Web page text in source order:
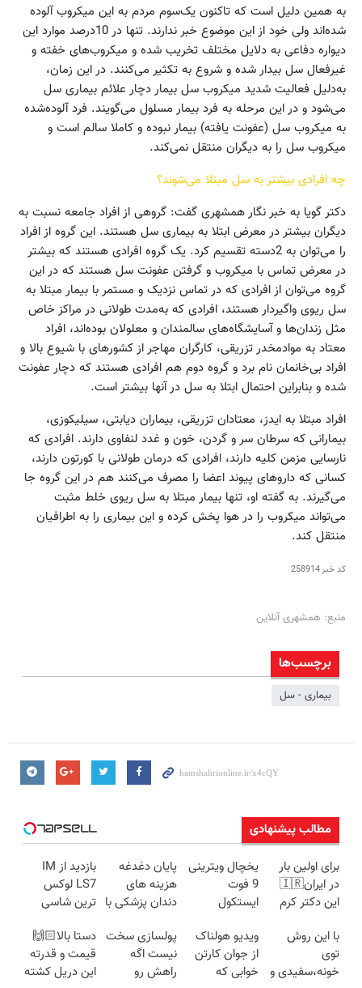
به همین دلیل است که تاکنون یک‌سوم مردم به این میکروب آلوده
شده‌اند ولی خود از این موضوع خبر ندارند. تنها در 10درصد موارد این
دیواره دفاعی به دلایل مختلف تخریب شده و میکروب‌های خفته و
غیرفعال سل بیدار شده و شروع به تکثیر می‌کنند. در این زمان،
به‌دلیل فعالیت شدید میکروب سل بیمار دچار علائم بیماری سل
می‌شود و در این مرحله به فرد بیمار مسلول می‌گویند. فرد آلوده‌شده
به میکروب سل (عفونت یافته) بیمار نبوده و کاملا سالم است و
میکروب سل را به دیگران منتقل نمی‌کند.
چه افرادی بیشتر به سل مبتلا می‌شوند؟
دکتر گویا به خبر نگار همشهری گفت: گروهی از افراد جامعه نسبت به
دیگران بیشتر در معرض ابتلا به بیماری سل هستند. این گروه از افراد
را می‌توان به 2دسته تقسیم کرد. یک گروه افرادی هستند که بیشتر
در معرض تماس با میکروب و گرفتن عفونت سل هستند که در این
گروه می‌توان از افرادی که در تماس نزدیک و مستمر با بیمار مبتلا به
سل ریوی واگیردار هستند، افرادی که به‌مدت طولانی در مراکز خاص
مثل زندان‌ها و آسایشگاه‌های سالمندان و معلولان بوده‌اند، افراد
معتاد به مواد‌مخدر تزریقی، کارگران مهاجر از کشورهای با شیوع بالا و
افراد بی‌خانمان نام برد و گروه دوم هم افرادی هستند که دچار عفونت
شده و بنابراین احتمال ابتلا به سل در آنها بیشتر است.
افراد مبتلا به ایدز، معتادان تزریقی، بیماران دیابتی، سیلیکوزی،
بیمارانی که سرطان سر و گردن، خون و غدد لنفاوی دارند. افرادی که
نارسایی مزمن کلیه دارند، افرادی که درمان طولانی با کورتون دارند،
کسانی که داروهای پیوند اعضا را مصرف می‌کنند هم در این گروه جا
می‌گیرند. به گفته او، تنها بیمار مبتلا به سل ریوی خلط مثبت
می‌تواند میکروب را در هوا پخش کرده و این بیماری را به اطرافیان
منتقل کند.
کد خبر258914
منبع: همشهری آنلاین
برچسب‌ها
بیماری - سل
مطالب پیشنهادی
برای اولین بار
در ایران🇮🇷
این دکتر کرم
روزه ساخت!
یخچال ویترینی
9 فوت
ایستکول
پایان دغدغه
هزینه های
دندان پزشکی با
کننده خانگی
بازدید از IM
LS7 لوکس
ترین شاسی
در باشگاه
انقلاب
با این روش
توی
خونه،سفیدی و
ویدیو هولناک
از جوان کارتن
خوابی که
پولسازی سخت
نیست اگه
راهش رو
دستا بالا🙌🏻
قیمت و قدرته
این دریل کشته